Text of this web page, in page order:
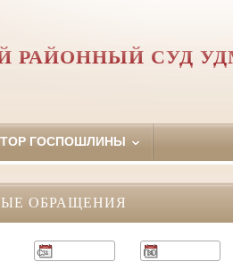
РАЙОННЫЙ СУД
ГОСПОШЛИНЫ
ОБРАЩЕНИЯ